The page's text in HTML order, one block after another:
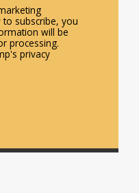
subscribe, you
will be
processing.
privacy